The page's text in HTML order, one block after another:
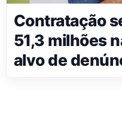
Contratação
51,3 milhões
alvo de